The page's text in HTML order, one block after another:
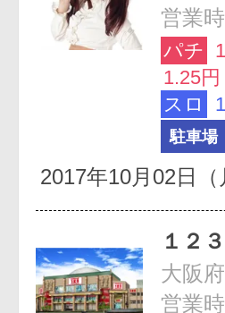
営業
パチ
1.25円
スロ
駐車場
2017年10月02日（
１２
大阪
営業